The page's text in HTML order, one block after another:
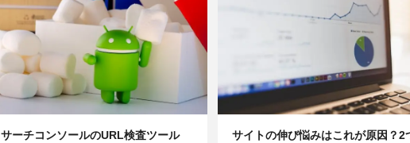
サーチコンソールのURL検査ツール
サイトの伸び悩みはこれが原因？2